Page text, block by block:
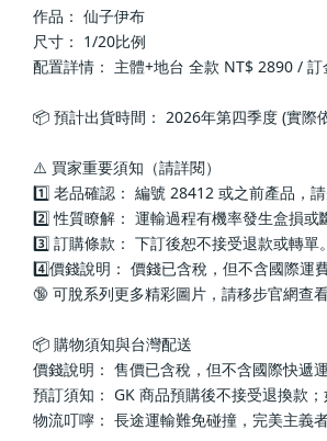
作品： 仙子伊布
尺寸： 1/20比例
配置詳情： 主體+地台 全款 NT$ 2890 /
📦 預計出貨時間： 2026年第四季度 (實際
⚠️ 買家重要須知（請詳閱）
1️⃣ 老品確認： 編號 28412 或之前產品，
2️⃣ 性質瞭解： 運輸過程有機率發生盒損或
3️⃣ 訂購條款： 下訂後恕不接受退款或轉單
4️⃣價錢說明： 價錢已含稅，但不含國際運費
🔞 可脫系列更多精彩圖片，請移步官網查看
📦 購物須知與台灣配送
價錢說明： 售價已含稅，但不含國際快遞
預訂須知： GK 商品預購後不接受退換款
物流叮嚀： 長途運輸難免碰撞，完美主義